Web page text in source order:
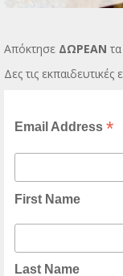
Απόκτησε ΔΩΡΕΑΝ
Δες τις
Email Address*
First Name
Last Name